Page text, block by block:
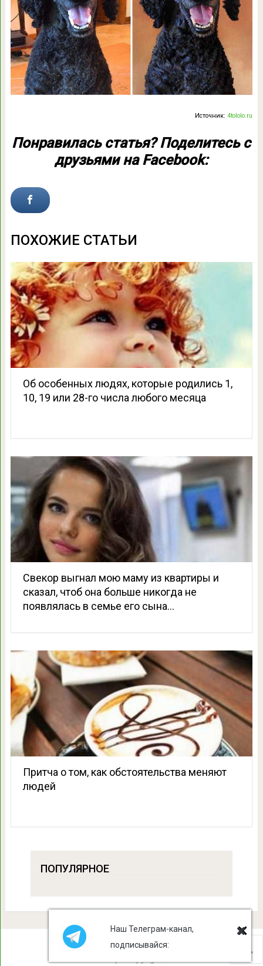
Источник:4tololo.ru
Понравилась статья? Поделитесь с
друзьями на Facebook:
ПОХОЖИЕ СТАТЬИ
Об особенных людях, которые родились 1,
10, 19 или 28-го числа любого месяца
Свекор выгнал мою маму из квартиры и
сказал, чтоб она больше никогда не
появлялась в семье его сына…
Притча о том, как обстоятельства меняют
людей
ПОПУЛЯРНОЕ
Наш Телеграм-канал,
подписывайся: